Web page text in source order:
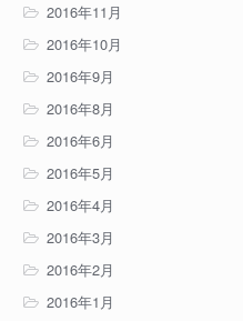
2016年11月
2016年10月
2016年9月
2016年8月
2016年6月
2016年5月
2016年4月
2016年3月
2016年2月
2016年1月